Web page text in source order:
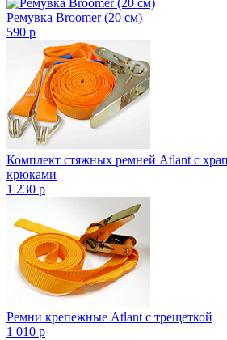
Ремувка Broomer (20 см)
590 p
Комплект стяжных ремней Atlant с
крюками
1 230 p
Ремни крепежные Atlant с трещеткой
1 010 p